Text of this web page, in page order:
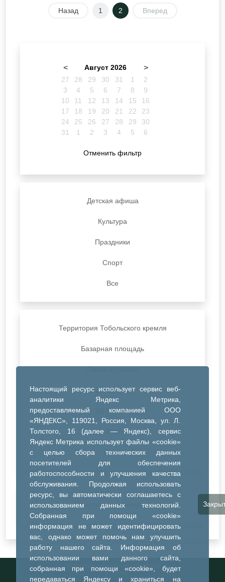
Настоящий ресурс использует сервис веб-
аналитики Яндекс Метрика,
предоставляемый компанией ООО
«ЯНДЕКС», 119021, Россия, Москва, ул. Л.
Толстого, 16 (далее — Яндекс), сервис
Яндекс Метрика использует файлы «cookie»
с целью сбора технических данных
посетителей для обеспечения
работоспособности и улучшения качества
обслуживания. Продолжая использовать
ресурс, вы автоматически соглашаетесь с
использованием данных технологий.
Собранная при помощи «cookie»
информация не может идентифицировать
вас, однако может помочь нам улучшить
работу нашего сайта. Информация об
использовании вами данного сайта,
собранная при помощи «cookie», будет
передаваться Яндексу и храниться на
Назад 1 2 Вперед
< Август 2026 >
27 28 29 30 31 1
2
3
4 5 6 7 8
9
10
11 12 13 14 15
16
17
18 19 20 21 22
23
24
25 26 27 28 29
30
31
1 2 3 4 5 6
Отменить фильтр
Детская афиша
Культура
Праздники
Спорт
Все
Территория Тобольского кремля
Базарная площадь
ДК Синтез
ДК Речник
ДК Водник
Иное
Очистить все фильтры
Информационный портал города
Тобольска